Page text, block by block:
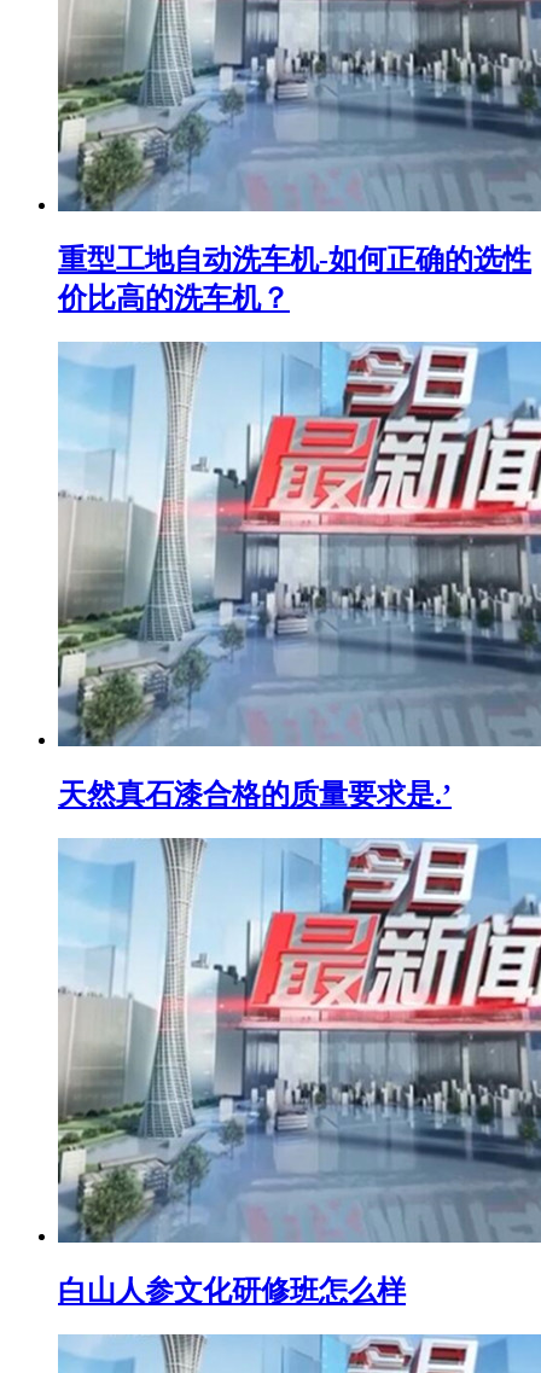
重型工地自动洗车机-如何正确的选性
价比高的洗车机？
天然真石漆合格的质量要求是.’
白山人参文化研修班怎么样